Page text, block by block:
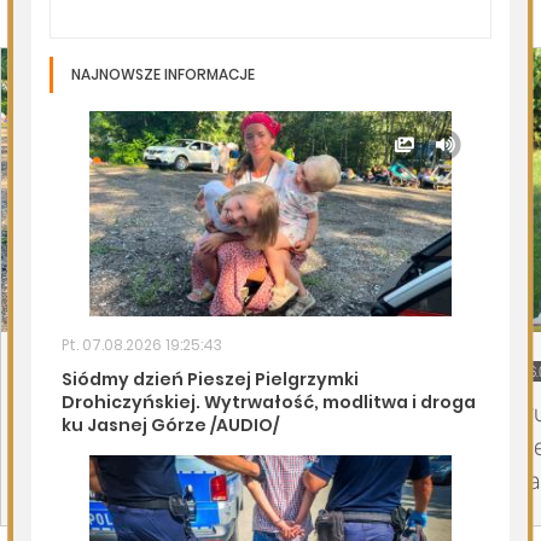
Drohiczyn
DZISIEJSZY Podlasie24
Siódmy dzień Pieszej Pielgrzymki
Drohiczyńskiej. Wytrwałość, modlitwa i
droga ku Jasnej Górze /AUDIO/